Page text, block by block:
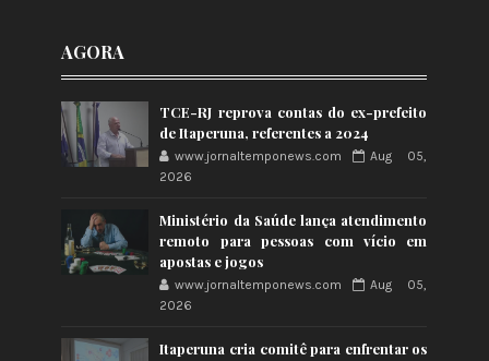
AGORA
TCE-RJ reprova contas do ex-prefeito
de Itaperuna, referentes a 2024
www.jornaltemponews.com
Aug 05,
2026
Ministério da Saúde lança atendimento
remoto para pessoas com vício em
apostas e jogos
www.jornaltemponews.com
Aug 05,
2026
Itaperuna cria comitê para enfrentar os